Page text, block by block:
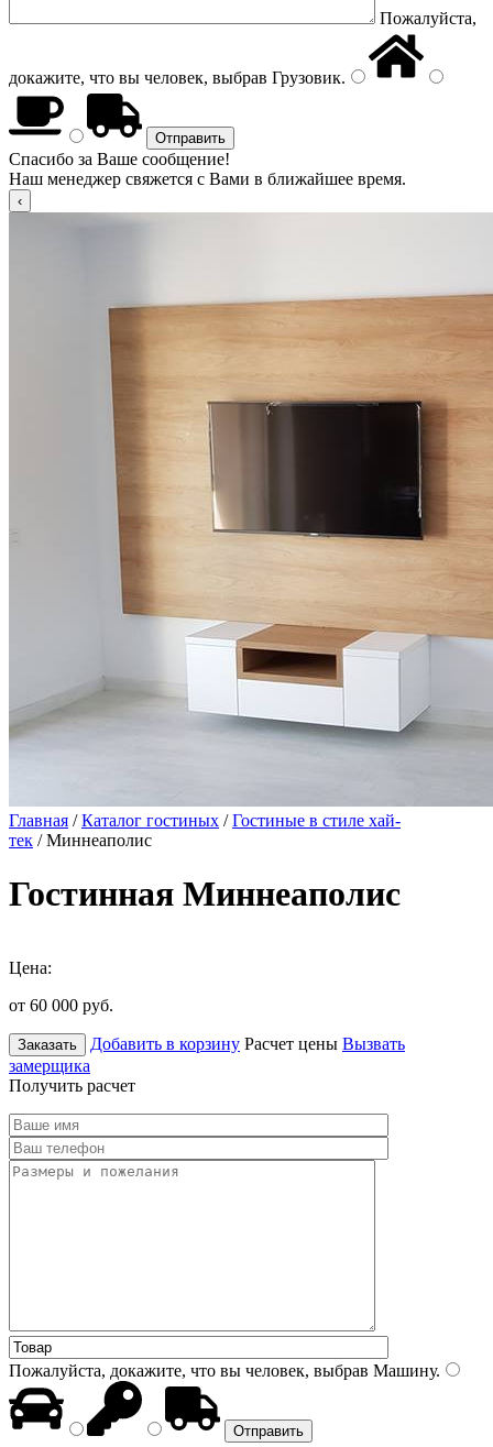
Пожалуйста,
докажите, что вы человек, выбрав Грузовик.
Спасибо за Ваше сообщение!
Наш менеджер свяжется с Вами в ближайшее время.
Главная /Каталог гостиных /Гостиные в стиле хай-
тек / Миннеаполис
Гостинная Миннеаполис
Цена:
от 60 000 руб.
Заказать Добавить в корзину Расчет цены Вызвать
замерщика
Получить расчет
Пожалуйста, докажите, что вы человек, выбрав Машину.